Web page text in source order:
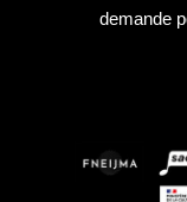
demande